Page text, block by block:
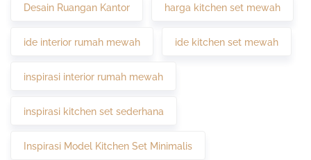
Desain Ruangan Kantor harga kitchen set mewah
ide interior rumah mewah ide kitchen set mewah
inspirasi interior rumah mewah
inspirasi kitchen set sederhana
Inspirasi Model Kitchen Set Minimalis